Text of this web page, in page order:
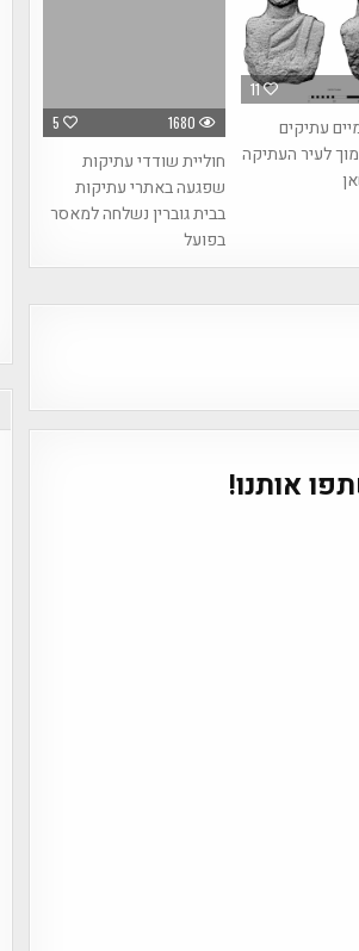
5 1680
חוליית שודדי עתיקות
שפגעה באתרי עתיקות
בבית גוברין נשלחה למאסר
בפועל
11
עתיקים
לעיר העתיקה
אותנו!